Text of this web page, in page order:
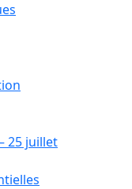
25 juillet